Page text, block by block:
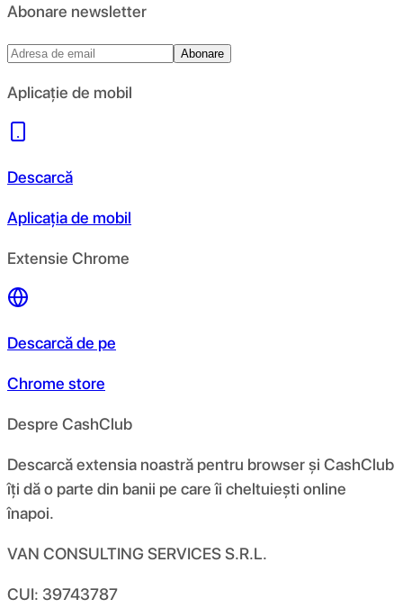
Abonare newsletter
Abonare
Aplicație de mobil
Descarcă
Aplicația de mobil
Extensie Chrome
Descarcă de pe
Chrome store
Despre CashClub
Descarcă extensia noastră pentru browser și CashClub
îți dă o parte din banii pe care îi cheltuiești online
înapoi.
VAN CONSULTING SERVICES S.R.L.
CUI: 39743787